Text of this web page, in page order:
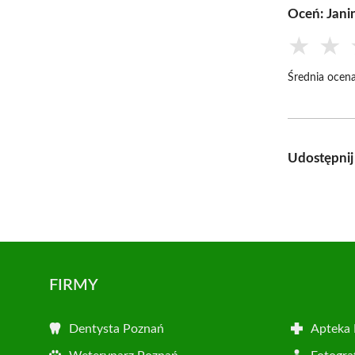
Oceń:
★ ★
Średnia
Udostępnij
FIRMY
Dentysta Poznań Apteka